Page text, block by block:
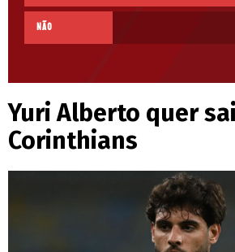
Não
Yuri Alberto quer
Corinthians